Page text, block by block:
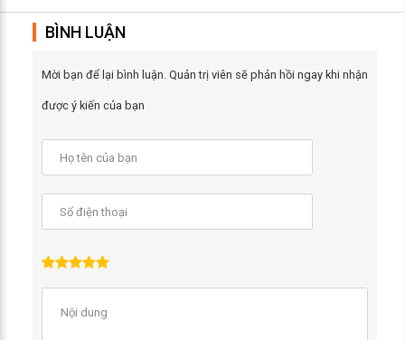
BÌNH LUẬN
Mời bạn để lại bình luận. Quản trị viên sẽ phản hồi ngay khi nhận
được ý kiến của bạn